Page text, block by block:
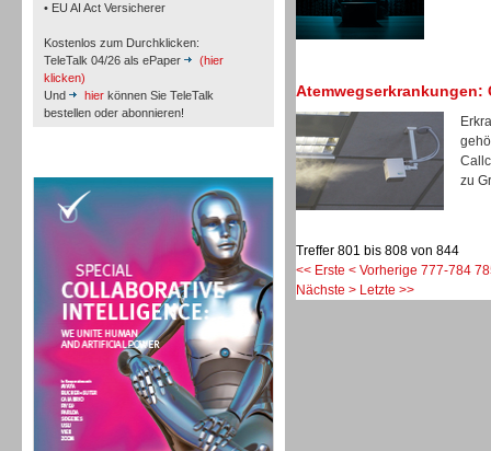
• EU AI Act Versicherer
Kostenlos zum Durchklicken:
TeleTalk 04/26 als ePaper
(hier
klicken)
Und
hier können Sie TeleTalk
bestellen oder abonnieren!
Personal
Inbound
Atemwegserkrankungen:
zu
Treffer 801 bis 808 von 844
<< Erste < Vorherige 777-784
Nächste > Letzte >>